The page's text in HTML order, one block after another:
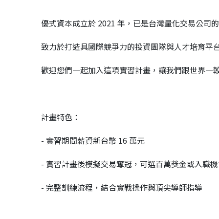
優式資本成立於 2021 年，已是台灣量化交易公司的
致力於打造具國際競爭力的投資團隊與人才培育平
歡迎您們一起加入這項實習計畫，讓我們跟世界一
計畫特色：
- 實習期間薪資新台幣 16 萬元
- 實習計畫後模擬交易奪冠，可選百萬獎金或入職
- 完整訓練流程，結合實戰操作與頂尖導師指導